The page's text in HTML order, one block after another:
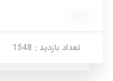
تعداد بازدید : 1548